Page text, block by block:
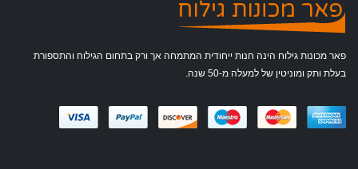
פאר מכונות גילוח הינה חנות ייחודית המתמחה אך ורק בתחום הגילוח והתספורת
בעלת ותק ומוניטין של למעלה מ-50 שנה.